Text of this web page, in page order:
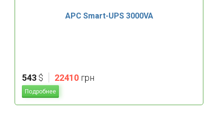
APC Smart-UPS 3000VA
543 $ | 22410 грн
Подробнее